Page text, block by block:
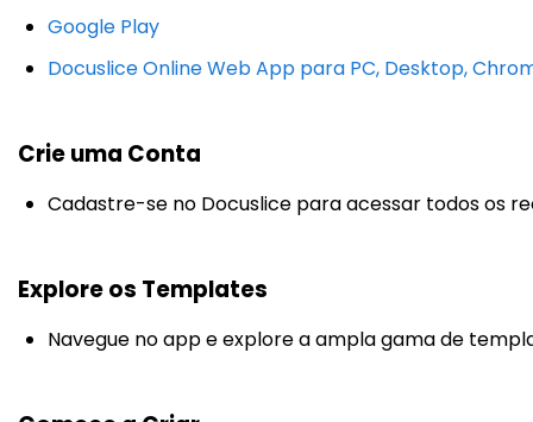
Google Play
Docuslice Online Web App para PC, Desktop,
Crie uma Conta
Cadastre-se no Docuslice para acessar todos os
Explore os Templates
Navegue no app e explore a ampla gama de